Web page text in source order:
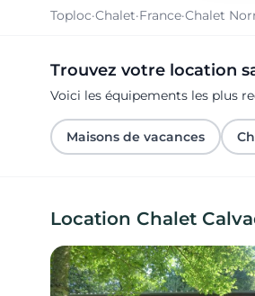
Toploc·Chalet·France·Chalet
Trouvez votre location
Voici les équipements les plus
Maisons de vacances
Location Chalet